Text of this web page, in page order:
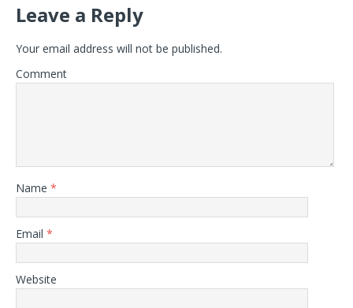
Leave a Reply
Your email address will not be published.
Comment
Name *
Email *
Website